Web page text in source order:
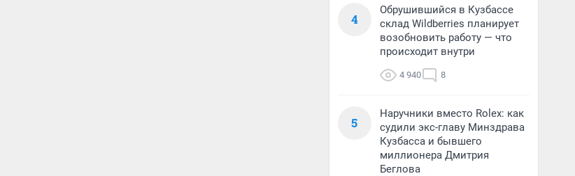
4
Обрушившийся в Кузбассе
склад Wildberries планирует
возобновить работу — что
происходит внутри
4 940 8
5
Наручники вместо Rolex: как
судили экс-главу Минздрава
Кузбасса и бывшего
миллионера Дмитрия
Беглова